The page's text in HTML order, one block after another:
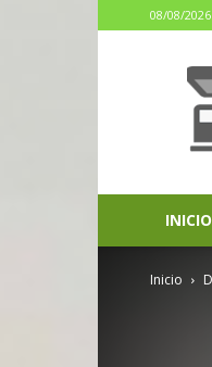
08/08/2026
INICIO
Inicio